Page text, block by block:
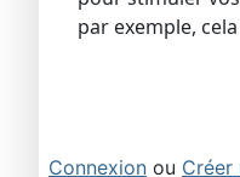
par exemple,
Connexion ou Créer